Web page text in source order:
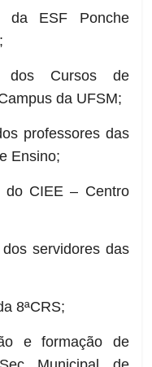
da ESF Ponche
dos Cursos de
da UFSM;
professores das
Ensino;
do CIEE – Centro
servidores das
8ªCRS;
e formação de